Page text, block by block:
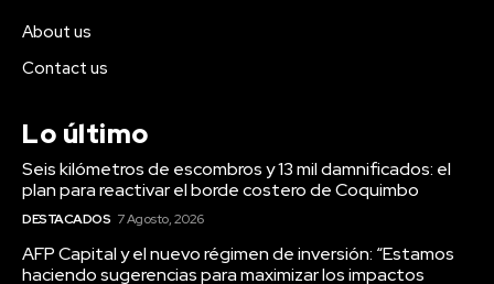
About us
Contact us
Lo último
Seis kilómetros de escombros y 13 mil damnificados: el
plan para reactivar el borde costero de Coquimbo
DESTACADOS 7 Agosto, 2026
AFP Capital y el nuevo régimen de inversión: “Estamos
haciendo sugerencias para maximizar los impactos